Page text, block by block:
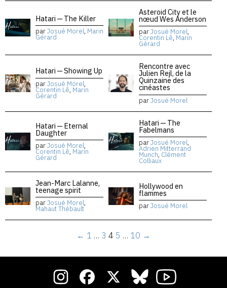
Hatari — The Killer
parJosué Morel, Marin
Gérard
Asteroid City et le
nœud Wes Anderson
parJosué Morel,
Corentin Lê, Marin
Gérard
Hatari — Showing Up
parJosué Morel,
Corentin Lê, Marin
Gérard
Rencontre avec
Julien Rejl, de la
Quinzaine des
cinéastes
parJosué Morel
Hatari — Eternal
Daughter
parJosué Morel,
Corentin Lê, Marin
Gérard
Hatari — The
Fabelmans
parJosué Morel,
Adrien Mitterrand
Munch, Clément
Colliaux
Jean-Marc Lalanne,
teenage spirit
parJosué Morel,
Mahaut Thébault
Hollywood en
flammes
parJosué Morel
← 1 … 3 4 5 … 10 →